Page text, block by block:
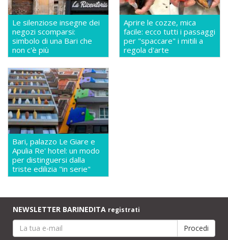
Le silenziose insegne dei
negozi scomparsi:
simbolo di una Bari che
non c'è più
Aprire le cozze, mica
facile: ecco tutti i passaggi
per "spaccare" i mitili a
regola d'arte
Bari, palazzo Le Giare e
Apulia Re' hotel: un modo
per distinguersi dalla
triste edilizia "in serie"
NEWSLETTER BARINEDITA registrati